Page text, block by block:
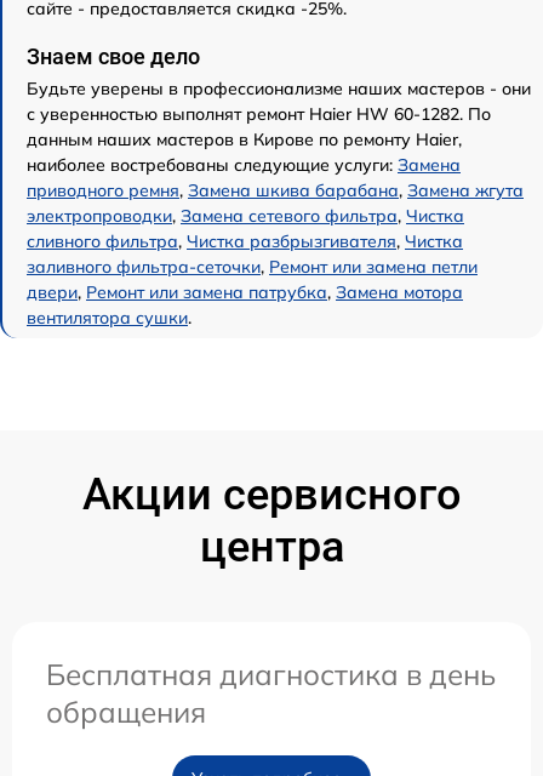
сайте - предоставляется скидка -25%.
Знаем свое дело
Будьте уверены в профессионализме наших мастеров - они
с уверенностью выполнят ремонт Haier HW 60-1282. По
данным наших мастеров в Кирове по ремонту Haier,
наиболее востребованы следующие услуги: Замена
приводного ремня, Замена шкива барабана, Замена жгута
электропроводки, Замена сетевого фильтра, Чистка
сливного фильтра, Чистка разбрызгивателя, Чистка
заливного фильтра-сеточки, Ремонт или замена петли
двери, Ремонт или замена патрубка, Замена мотора
вентилятора сушки.
Акции сервисного
центра
Бесплатная диагностика в день
обращения